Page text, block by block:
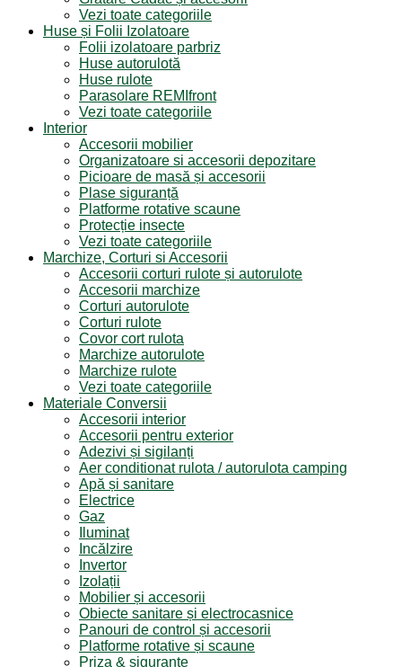
Vezi toate categoriile
Huse și Folii Izolatoare
Folii izolatoare parbriz
Huse autorulotă
Huse rulote
Parasolare REMIfront
Vezi toate categoriile
Interior
Accesorii mobilier
Organizatoare si accesorii depozitare
Picioare de masă și accesorii
Plase siguranță
Platforme rotative scaune
Protecție insecte
Vezi toate categoriile
Marchize, Corturi si Accesorii
Accesorii corturi rulote și autorulote
Accesorii marchize
Corturi autorulote
Corturi rulote
Covor cort rulota
Marchize autorulote
Marchize rulote
Vezi toate categoriile
Materiale Conversii
Accesorii interior
Accesorii pentru exterior
Adezivi și sigilanți
Aer conditionat rulota / autorulota camping
Apă și sanitare
Electrice
Gaz
Iluminat
Incălzire
Invertor
Izolații
Mobilier și accesorii
Obiecte sanitare și electrocasnice
Panouri de control și accesorii
Platforme rotative și scaune
Priza & sigurante